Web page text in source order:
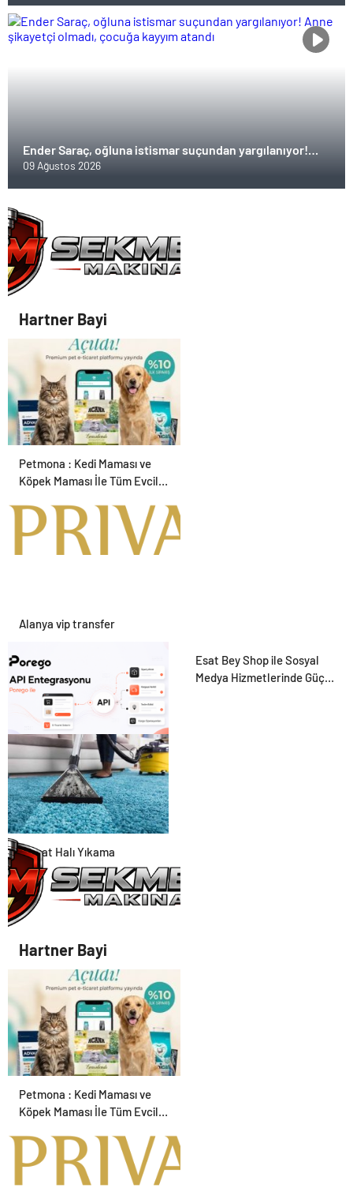
Ender Saraç, oğluna istismar suçundan yargılanıyor!
Anne şikayetçi olmadı, çocuğa kayyım atandı
09 Ağustos 2026
Hartner Bayi
Petmona : Kedi Maması ve
Köpek Maması İle Tüm Evcil
Alanya vip transfer
Porego ile Kargo
Süreçlerinizi Daha Kolay
Yönetin
Esat Bey Shop ile Sosyal
Medya Hizmetlerinde Güçlü
Balgat Halı Yıkama
Hartner Bayi
Petmona : Kedi Maması ve
Köpek Maması İle Tüm Evcil